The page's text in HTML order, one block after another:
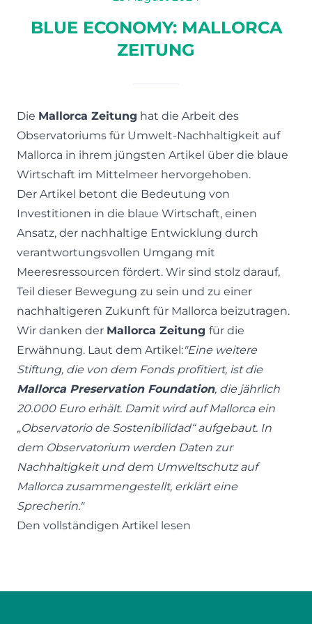
BLUE ECONOMY: MALLORCA
ZEITUNG
Die Mallorca Zeitung hat die Arbeit des
Observatoriums für Umwelt-Nachhaltigkeit auf
Mallorca in ihrem jüngsten Artikel über die blaue
Wirtschaft im Mittelmeer hervorgehoben.
Der Artikel betont die Bedeutung von
Investitionen in die blaue Wirtschaft, einen
Ansatz, der nachhaltige Entwicklung durch
verantwortungsvollen Umgang mit
Meeresressourcen fördert. Wir sind stolz darauf,
Teil dieser Bewegung zu sein und zu einer
nachhaltigeren Zukunft für Mallorca beizutragen.
Wir danken der Mallorca Zeitung für die
Erwähnung. Laut dem Artikel:"Eine weitere
Stiftung, die von dem Fonds profitiert, ist die
Mallorca Preservation Foundation, die jährlich
20.000 Euro erhält. Damit wird auf Mallorca ein
„Observatorio de Sostenibilidad“ aufgebaut. In
dem Observatorium werden Daten zur
Nachhaltigkeit und dem Umweltschutz auf
Mallorca zusammengestellt, erklärt eine
Sprecherin."
Den vollständigen Artikel lesen